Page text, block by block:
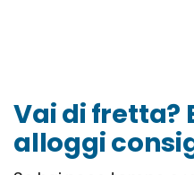
Vai di fretta?
alloggi